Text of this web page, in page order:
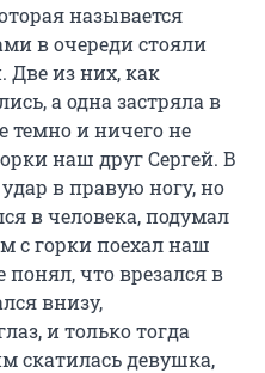
называется
в очереди стояли
из них, как
а одна застряла в
темно и ничего не
наш друг Сергей. В
в правую ногу, но
в человека, подумал
с горки поехал наш
что врезался в
внизу,
и только тогда
скатилась девушка,